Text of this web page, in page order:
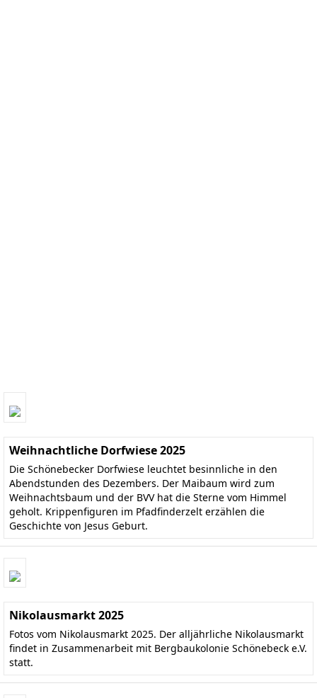
Weihnachtliche Dorfwiese 2025
Die Schönebecker Dorfwiese leuchtet besinnliche in den
Abendstunden des Dezembers. Der Maibaum wird zum
Weihnachtsbaum und der BVV hat die Sterne vom Himmel
geholt. Krippenfiguren im Pfadfinderzelt erzählen die
Geschichte von Jesus Geburt.
Nikolausmarkt 2025
Fotos vom Nikolausmarkt 2025. Der alljährliche Nikolausmarkt
findet in Zusammenarbeit mit Bergbaukolonie Schönebeck e.V.
statt.